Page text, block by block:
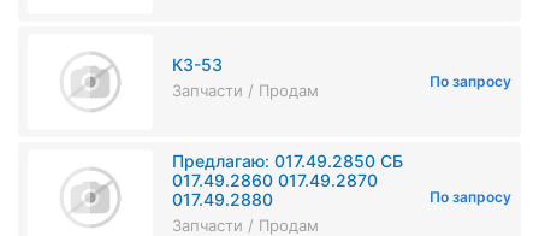
К3-53
Запчасти / Продам По запросу
Предлагаю: 017.49.2850 СБ
017.49.2860 017.49.2870
017.49.2880
Запчасти / Продам
По запросу